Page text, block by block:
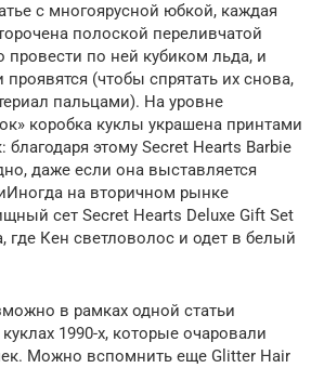
с многоярусной юбкой, каждая
полоской переливчатой
провести по ней кубиком льда, и
(чтобы спрятать их снова,
пальцами). На уровне
коробка куклы украшена принтами
благодаря этому Secret Hearts Barbie
даже если она выставляется
на вторичном рынке
сет Secret Hearts Deluxe Gift Set
где Кен светловолос и одет в белый
в рамках одной статьи
1990-х, которые очаровали
Можно вспомнить еще Glitter Hair